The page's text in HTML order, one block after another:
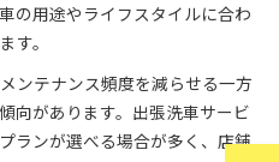
の用途やライフスタイルに合わ
す。
ンテナンス頻度を減らせる一方
向があります。出張洗車サービ
ランが選べる場合が多く、店舗